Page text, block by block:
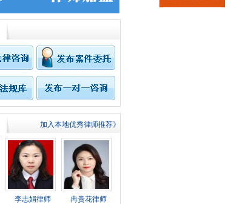
加入本地优秀律师推荐》
李志娟律师
冉贵花律师